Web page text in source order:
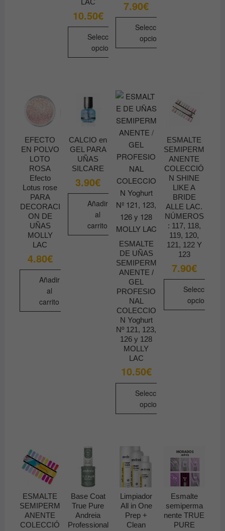
LAC
10.50€
Seleccionar
opciones
múltiples
variantes.
Las
opciones
se
pueden
elegir
en
la
página
de
producto
7.90€
Seleccionar
opciones
variantes.
Las
opciones
se
pueden
elegir
en
la
página
de
producto
EFECTO
EN POLVO
LOTO
ROSA
Efecto
Lotus rose
PARA
DECORACI
ON DE
UÑAS
MOLLY
LAC
4.80€
Añadir
al
carrito
CALCIO en
GEL PARA
UÑAS
SILCARE
3.90€
Añadir
al
carrito
ESMALTE
DE UÑAS
SEMIPERM
ANENTE /
GEL
PROFESIO
NAL
COLECCIO
N Yoghurt
Nº 121, 123,
126 y 128
MOLLY
LAC
10.50€
Seleccionar
opciones
múltiples
variantes.
Las
opciones
se
pueden
elegir
ESMALTE
SEMIPERM
ANENTE
COLECCIÓ
N SHINE
LIKE A
BRIDE
ALLE LAC.
NÚMEROS
: 117, 118,
119, 120,
121, 122 Y
123
7.90€
Seleccionar
opciones
la
página
de
producto
ESMALTE
SEMIPERM
ANENTE
COLECCIÓ
Base Coat
True Pure
Andreia
Professional
Limpiador
All in One
Prep +
Clean
Esmalte
semiperma
nente TRUE
PURE